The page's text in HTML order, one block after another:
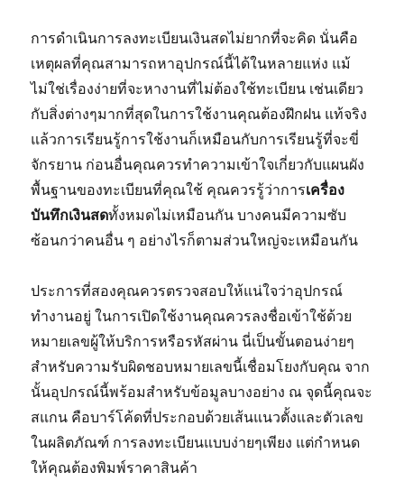
การดำเนินการลงทะเบียนเงินสดไม่ยากที่จะคิด นั่นคือ
เหตุผลที่คุณสามารถหาอุปกรณ์นี้ได้ในหลายแห่ง แม้
ไม่ใช่เรื่องง่ายที่จะหางานที่ไม่ต้องใช้ทะเบียน เช่นเดียว
กับสิ่งต่างๆมากที่สุดในการใช้งานคุณต้องฝึกฝน แท้จริง
แล้วการเรียนรู้การใช้งานก็เหมือนกับการเรียนรู้ที่จะขี่
จักรยาน ก่อนอื่นคุณควรทำความเข้าใจเกี่ยวกับแผนผัง
พื้นฐานของทะเบียนที่คุณใช้ คุณควรรู้ว่าการเครื่อง
บันทึกเงินสดทั้งหมดไม่เหมือนกัน บางคนมีความซับ
ซ้อนกว่าคนอื่น ๆ อย่างไรก็ตามส่วนใหญ่จะเหมือนกัน
ประการที่สองคุณควรตรวจสอบให้แน่ใจว่าอุปกรณ์
ทำงานอยู่ ในการเปิดใช้งานคุณควรลงชื่อเข้าใช้ด้วย
หมายเลขผู้ให้บริการหรือรหัสผ่าน นี่เป็นขั้นตอนง่ายๆ
สำหรับความรับผิดชอบหมายเลขนี้เชื่อมโยงกับคุณ จาก
นั้นอุปกรณ์นี้พร้อมสำหรับข้อมูลบางอย่าง ณ จุดนี้คุณจะ
สแกน คือบาร์โค้ดที่ประกอบด้วยเส้นแนวตั้งและตัวเลข
ในผลิตภัณฑ์ การลงทะเบียนแบบง่ายๆเพียง แต่กำหนด
ให้คุณต้องพิมพ์ราคาสินค้า